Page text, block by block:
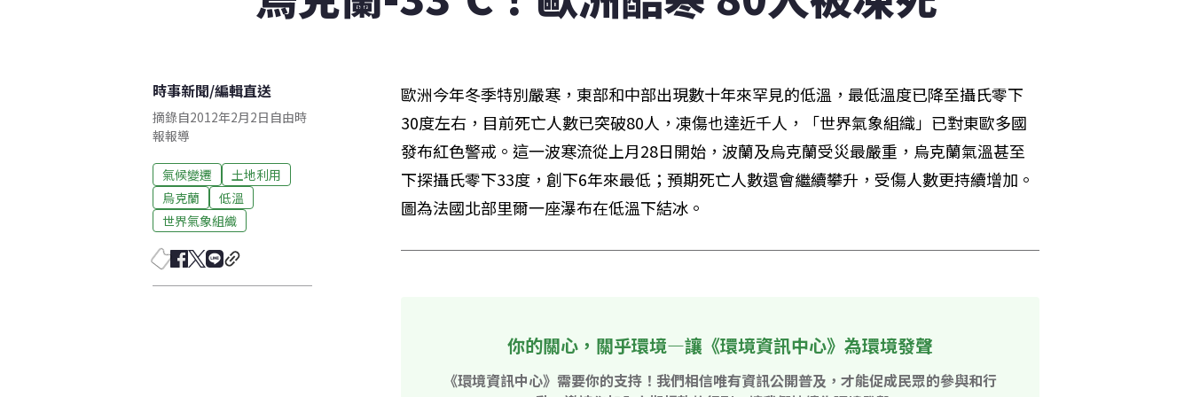
時事新聞/編輯直送
摘錄自2012年2月2日自由時
報報導
氣候變遷
土地利用
烏克蘭
低溫
世界氣象組織
歐洲今年冬季特別嚴寒，東部和中部出現數十年來罕見的低溫，最低溫度已降至攝氏零下
30度左右，目前死亡人數已突破80人，凍傷也達近千人，「世界氣象組織」已對東歐多國
發布紅色警戒。這一波寒流從上月28日開始，波蘭及烏克蘭受災最嚴重，烏克蘭氣溫甚至
下探攝氏零下33度，創下6年來最低；預期死亡人數還會繼續攀升，受傷人數更持續增加。
圖為法國北部里爾一座瀑布在低溫下結冰。
你的關心，關乎環境—讓《環境資訊中心》為環境發聲
《環境資訊中心》需要你的支持！我們相信唯有資訊公開普及，才能促成民眾的參與和行